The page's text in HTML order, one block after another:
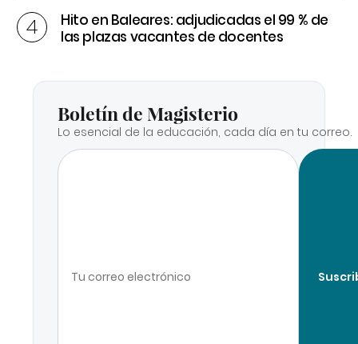
Hito en Baleares: adjudicadas el 99 % de
las plazas vacantes de docentes
Boletín de Magisterio
Lo esencial de la educación, cada día en tu correo.